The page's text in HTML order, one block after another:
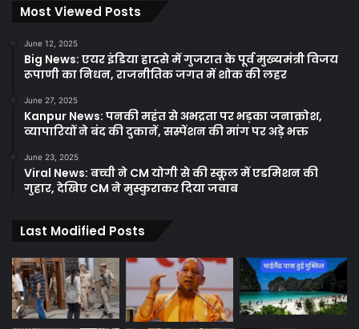
Most Viewed Posts
June 12, 2025
Big News: एयर इंडिया हादसे में गुजरात के पूर्व मुख्यमंत्री विजय
रूपाणी का निधन, राजनीतिक जगत में शोक की लहर
June 27, 2025
Kanpur News: पनकी महंत से अभद्रता पर भड़का जनाक्रोश,
व्यापारियों ने बंद की दुकानें, सस्पेंशन की मांग पर अड़े भक्त
June 23, 2025
Viral News: बच्ची ने CM योगी से की स्कूल में एडमिशन की
गुहार, देखिए CM ने मुस्कुराकर दिया जवाब
Last Modified Posts